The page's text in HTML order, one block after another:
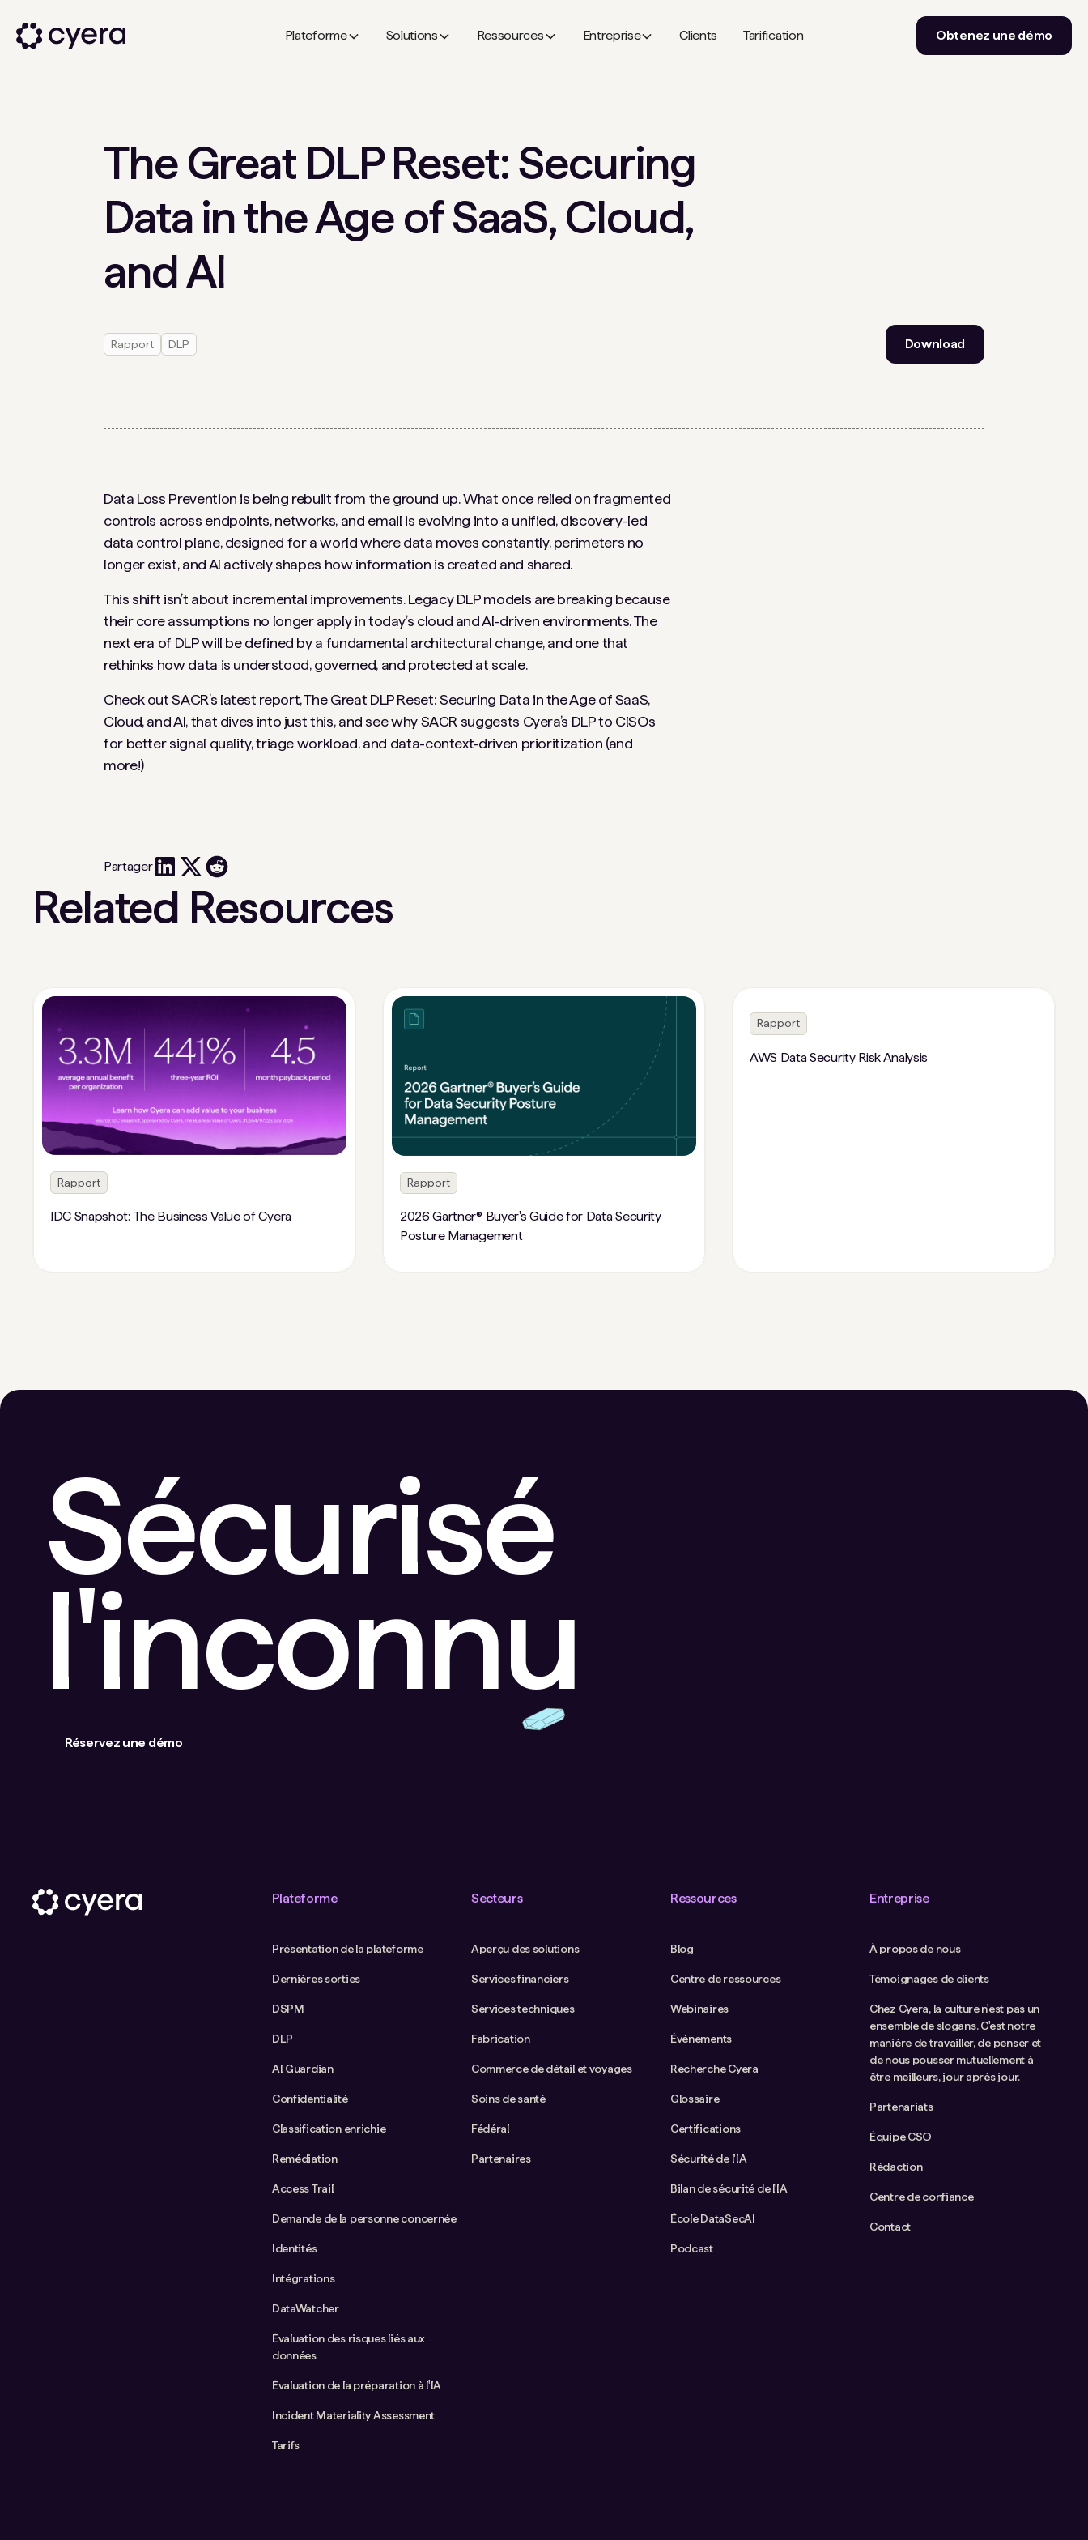
Plateforme Solutions Ressources Entreprise Clients Tarification Obtenez une démo
The Great DLP Reset: Securing
Data in the Age of SaaS, Cloud,
and AI
Rapport DLP Download
Data Loss Prevention is being rebuilt from the ground up. What once relied on fragmented
controls across endpoints, networks, and email is evolving into a unified, discovery-led
data control plane, designed for a world where data moves constantly, perimeters no
longer exist, and AI actively shapes how information is created and shared.
This shift isn’t about incremental improvements. Legacy DLP models are breaking because
their core assumptions no longer apply in today’s cloud and AI-driven environments. The
next era of DLP will be defined by a fundamental architectural change, and one that
rethinks how data is understood, governed, and protected at scale.
Check out SACR’s latest report, The Great DLP Reset: Securing Data in the Age of SaaS,
Cloud, and AI, that dives into just this, and see why SACR suggests Cyera’s DLP to CISOs
for better signal quality, triage workload, and data-context-driven prioritization (and
more!)
Partager
Related Resources
Rapport
IDC Snapshot: The Business Value of Cyera
Rapport
2026 Gartner® Buyer's Guide for Data Security
Posture Management
Rapport
AWS Data Security Risk Analysis
Sécurisé
l'inconnu
Réservez une démo
Plateforme
Présentation de la plateforme
Dernières sorties
DSPM
DLP
AI Guardian
Confidentialité
Classification enrichie
Remédiation
Access Trail
Demande de la personne concernée
Identités
Intégrations
DataWatcher
Évaluation des risques liés aux
données
Évaluation de la préparation à l'IA
Incident Materiality Assessment
Tarifs
Secteurs
Aperçu des solutions
Services financiers
Services techniques
Fabrication
Commerce de détail et voyages
Soins de santé
Fédéral
Partenaires
Ressources
Blog
Centre de ressources
Webinaires
Événements
Recherche Cyera
Glossaire
Certifications
Sécurité de l'IA
Bilan de sécurité de l'IA
École DataSecAI
Podcast
Entreprise
À propos de nous
Témoignages de clients
Chez Cyera, la culture n'est pas un
ensemble de slogans. C'est notre
manière de travailler, de penser et
de nous pousser mutuellement à
être meilleurs, jour après jour.
Partenariats
Équipe CSO
Rédaction
Centre de confiance
Contact